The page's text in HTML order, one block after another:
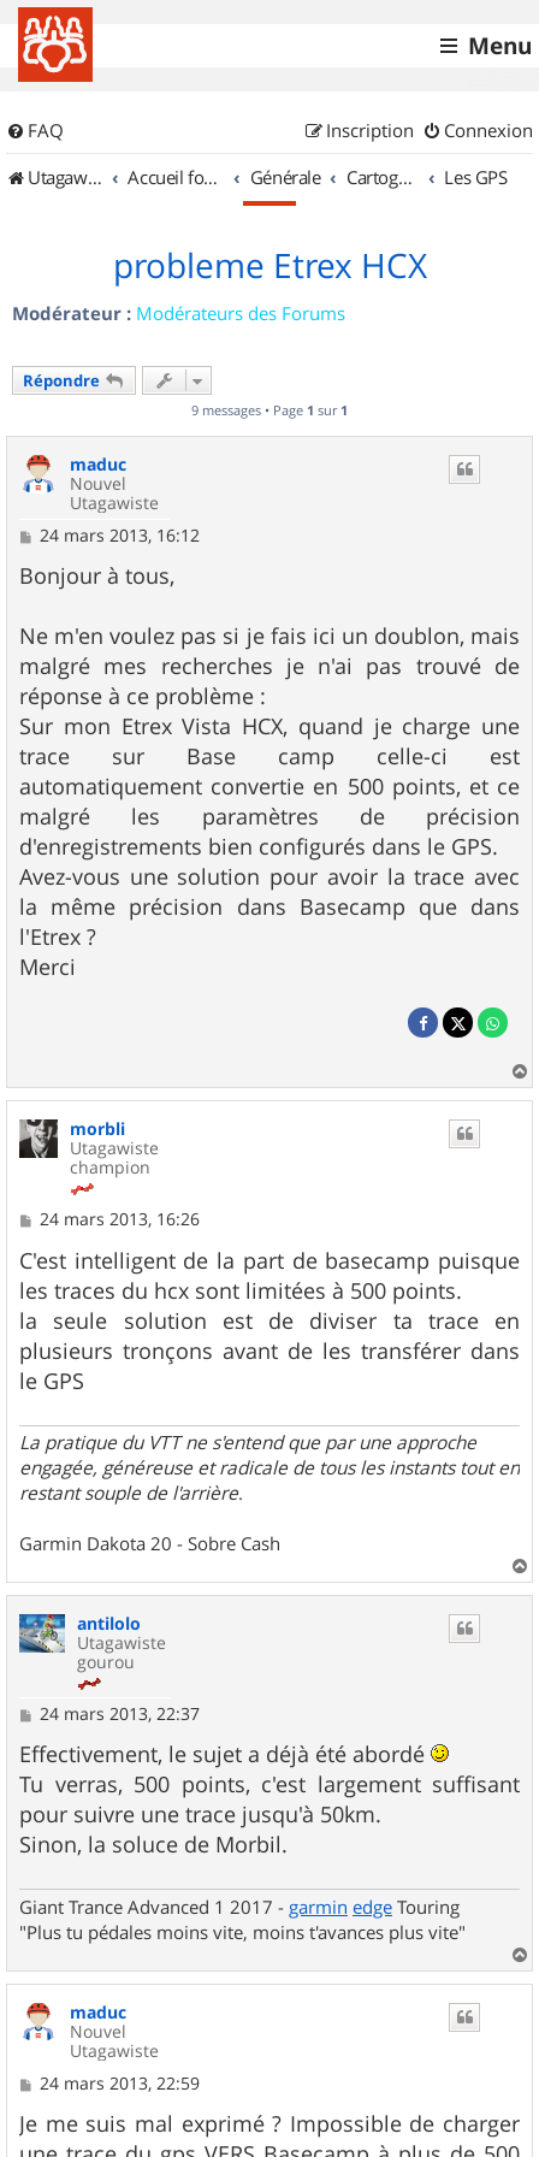
Menu
FAQ Connexion
Inscription
UtagawaVTT (Randos VTT et VTTAE avec traces GPS)
Accueil forum Générale Cartographie et GPS Les GPS
probleme Etrex HCX
Modérateur : Modérateurs des Forums
Répondre
9 messages • Page 1 sur 1
maduc
Nouvel
Utagawiste
M
s
s
g
e
24 mars 2013, 16:12
Bonjour à tous,
Ne m'en voulez pas si je fais ici un doublon, mais
malgré mes recherches je n'ai pas trouvé de
réponse à ce problème :
Sur mon Etrex Vista HCX, quand je charge une
trace sur Base camp celle-ci est
automatiquement convertie en 500 points, et ce
malgré les paramètres de précision
d'enregistrements bien configurés dans le GPS.
Avez-vous une solution pour avoir la trace avec
la même précision dans Basecamp que dans
l'Etrex ?
Merci
a
morbli
Utagawiste
champion
M
s
s
a
g
e
24 mars 2013, 16:26
C'est intelligent de la part de basecamp puisque
les traces du hcx sont limitées à 500 points.
la seule solution est de diviser ta trace en
plusieurs tronçons avant de les transférer dans
le GPS
La pratique du VTT ne s'entend que par une approche
engagée, généreuse et radicale de tous les instants tout en
restant souple de l'arrière.
Garmin Dakota 20 - Sobre Cash
a
antilolo
Utagawiste
gourou
M
s
s
a
g
e
24 mars 2013, 22:37
Effectivement, le sujet a déjà été abordé
Tu verras, 500 points, c'est largement suffisant
pour suivre une trace jusqu'à 50km.
Sinon, la soluce de Morbil.
Giant Trance Advanced 1 2017 - garmin edge Touring
"Plus tu pédales moins vite, moins t'avances plus vite"
a
u
maduc
Nouvel
Utagawiste
M
s
s
24 mars 2013, 22:59
Je me suis mal exprimé ? Impossible de charger